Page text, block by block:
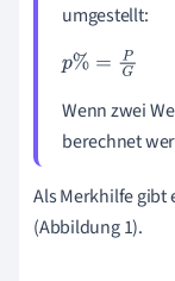
umgestellt:
p%=PG
Wenn zwei
berechnet
Als Merkhilfe gibt
(Abbildung 1).